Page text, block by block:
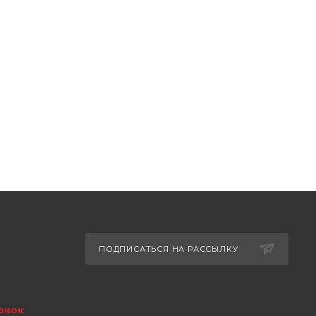
ПОДПИСАТЬСЯ НА РАССЫЛКУ